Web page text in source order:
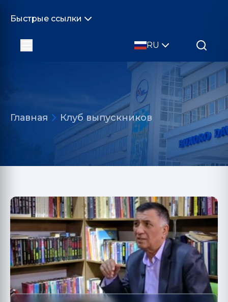
Быстрые ссылки
RU
Главная Клуб выпускников